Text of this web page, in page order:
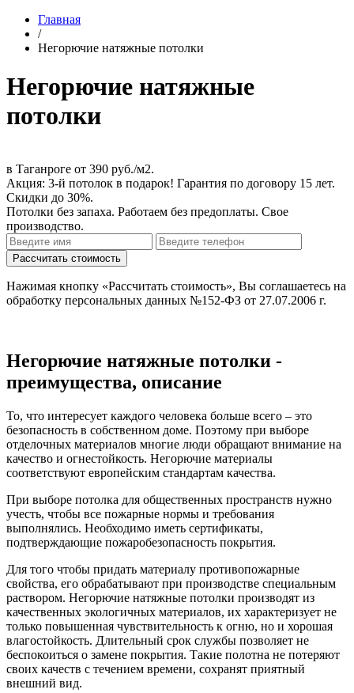
Главная
/
Негорючие натяжные потолки
Негорючие натяжные
потолки
в Таганроге от 390 руб./м2.
Акция: 3-й потолок в подарок! Гарантия по договору 15 лет.
Скидки до 30%.
Потолки без запаха. Работаем без предоплаты. Свое
производство.
Нажимая кнопку «Рассчитать стоимость», Вы соглашаетесь на
обработку персональных данных №152-ФЗ от 27.07.2006 г.
Негорючие натяжные потолки -
преимущества, описание
То, что интересует каждого человека больше всего – это
безопасность в собственном доме. Поэтому при выборе
отделочных материалов многие люди обращают внимание на
качество и огнестойкость. Негорючие материалы
соответствуют европейским стандартам качества.
При выборе потолка для общественных пространств нужно
учесть, чтобы все пожарные нормы и требования
выполнялись. Необходимо иметь сертификаты,
подтверждающие пожаробезопасность покрытия.
Для того чтобы придать материалу противопожарные
свойства, его обрабатывают при производстве специальным
раствором. Негорючие натяжные потолки производят из
качественных экологичных материалов, их характеризует не
только повышенная чувствительность к огню, но и хорошая
влагостойкость. Длительный срок службы позволяет не
беспокоиться о замене покрытия. Такие полотна не потеряют
своих качеств с течением времени, сохранят приятный
внешний вид.